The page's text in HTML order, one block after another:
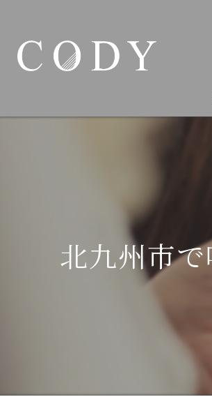
北九州市